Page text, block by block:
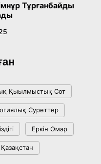
көлінің жай-
Тұрғанбайды
Қыылмыстық Сот
Суреттер
Еркін Омар
Қазақстан